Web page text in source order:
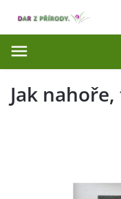
Jak